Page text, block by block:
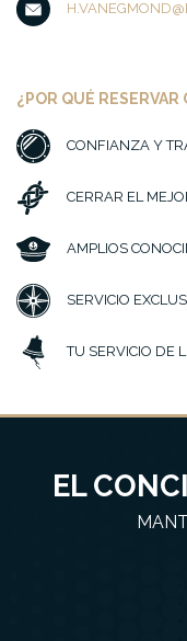
¿POR QUÉ
CONFIANZA Y
CERRAR EL
AMPLIOS
SERVICIO
TU SERVICIO DE
EL